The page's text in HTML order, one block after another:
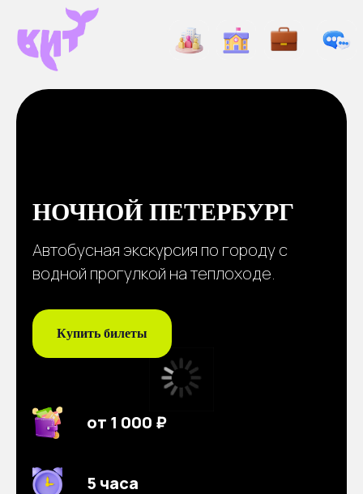
НОЧНОЙ ПЕТЕРБУРГ
Автобусная экскурсия по городу с
водной прогулкой на теплоходе.
Купить билеты
от 1 000 ₽
5 часа